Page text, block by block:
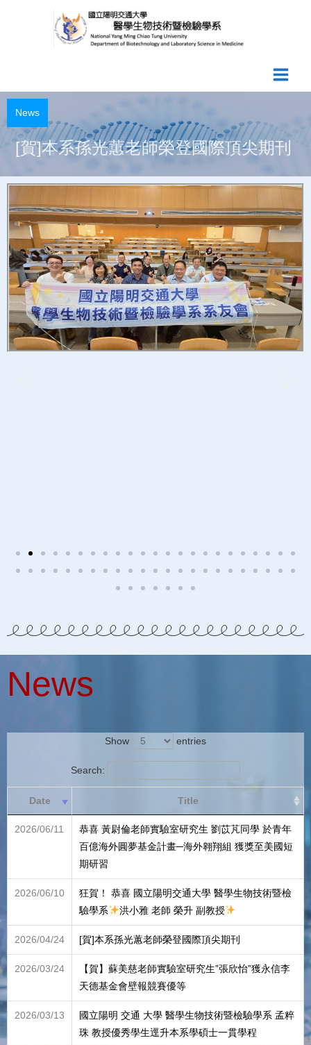
News
[賀]本系孫光蕙老師榮登國際頂尖期刊
【賀】蘇美慈老師實驗室研究生”張欣
怡”獲永信李天德基金會壁報競賽優等
News
Show entries
Title
恭喜 黃尉倫老師實驗室研究生 劉苡芃同學 於青年
百億海外圓夢基金計畫─海外翱翔組 獲獎至美國短
期研習
狂賀！ 恭喜 國立陽明交通大學 醫學生物技術暨檢
驗學系
洪小雅 老師 榮升 副教授
[賀]本系孫光蕙老師榮登國際頂尖期刊
【賀】蘇美慈老師實驗室研究生”張欣怡”獲永信李
天德基金會壁報競賽優等
國立陽明 交通 大學 醫學生物技術暨檢驗學系 孟粹